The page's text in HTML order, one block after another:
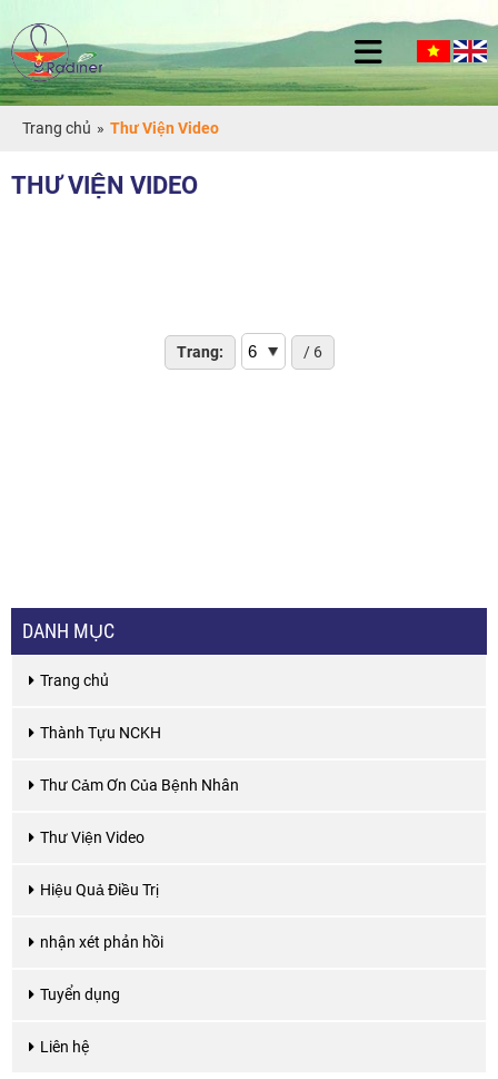
Trang chủ » Thư Viện Video
THƯ VIỆN VIDEO
Trang: / 6
DANH MỤC
Trang chủ
Thành Tựu NCKH
Thư Cảm Ơn Của Bệnh Nhân
Thư Viện Video
Hiệu Quả Điều Trị
nhận xét phản hồi
Tuyển dụng
Liên hệ